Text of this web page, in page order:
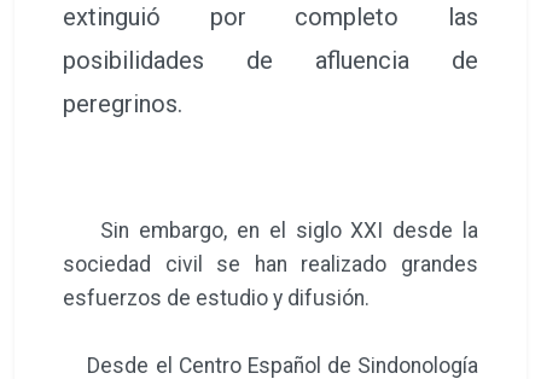
extinguió por completo las
posibilidades de afluencia de
peregrinos.
Sin embargo, en el siglo XXI desde la
sociedad civil se han realizado grandes
esfuerzos de estudio y difusión.
Desde el Centro Español de Sindonología